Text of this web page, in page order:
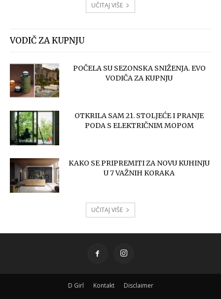
UČITAJ VIŠE
VODIČ ZA KUPNJU
POČELA SU SEZONSKA SNIŽENJA. EVO
VODIČA ZA KUPNJU
OTKRILA SAM 21. STOLJEĆE I PRANJE
PODA S ELEKTRIČNIM MOPOM
KAKO SE PRIPREMITI ZA NOVU KUHINJU
U 7 VAŽNIH KORAKA
UČITAJ VIŠE
D Girl Kontakt Disclaimer